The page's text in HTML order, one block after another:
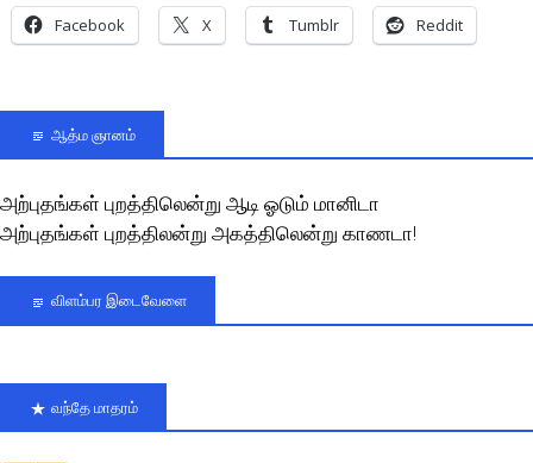
Facebook X Tumblr Reddit
ஆத்ம ஞானம்
அற்புதங்கள் புறத்திலென்று ஆடி ஓடும் மானிடா
அற்புதங்கள் புறத்திலன்று அகத்திலென்று காணடா!
விளம்பர இடைவேளை
வந்தே மாதரம்